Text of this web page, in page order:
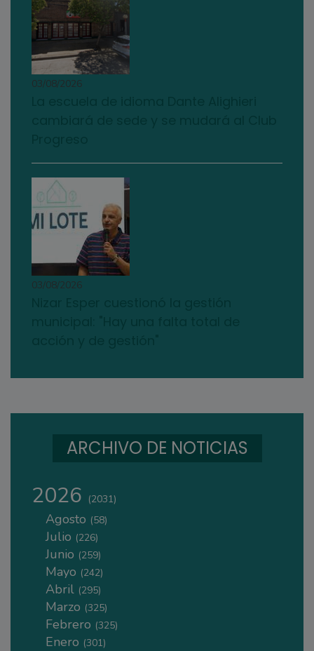
03/08/2026
03/08/2026
ARCHIVO DE NOTICIAS
2026 (2031)
Agosto (58)
Julio (226)
Junio (259)
Mayo (242)
Abril (295)
Marzo (325)
Febrero (325)
Enero (301)